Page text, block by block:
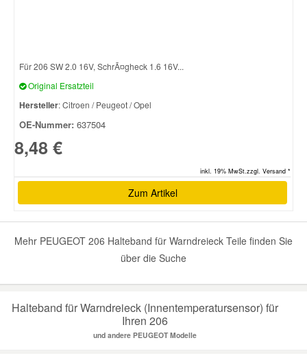
Für 206 SW 2.0 16V, SchrÃ¤gheck 1.6 16V...
Original Ersatzteil
Hersteller: Citroen / Peugeot / Opel
OE-Nummer: 637504
8,48 €
inkl. 19% MwSt.zzgl. Versand *
Zum Artikel
Mehr PEUGEOT 206 Halteband für Warndreieck Teile finden Sie
über die Suche
Halteband für Warndreieck (Innentemperatursensor) für
Ihren 206
und andere PEUGEOT Modelle
Suzuki Ersatzteile
Toyota Ersatzteile
Vauxhall Ersatzteile